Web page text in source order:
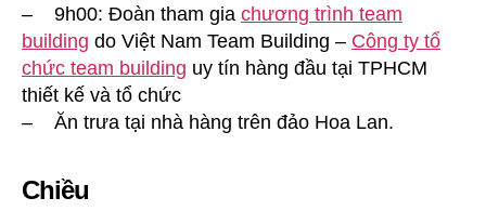
– 9h00: Đoàn tham gia chương trình team
building do Việt Nam Team Building – Công ty tổ
chức team building uy tín hàng đầu tại TPHCM
thiết kế và tổ chức
– Ăn trưa tại nhà hàng trên đảo Hoa Lan.
Chiều